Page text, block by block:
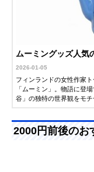
ムーミングッズ人気
2026-01-05
フィンランドの女性作家
「ムーミン」。物語に登
谷」の独特の世界観をモ
2000円前後のお